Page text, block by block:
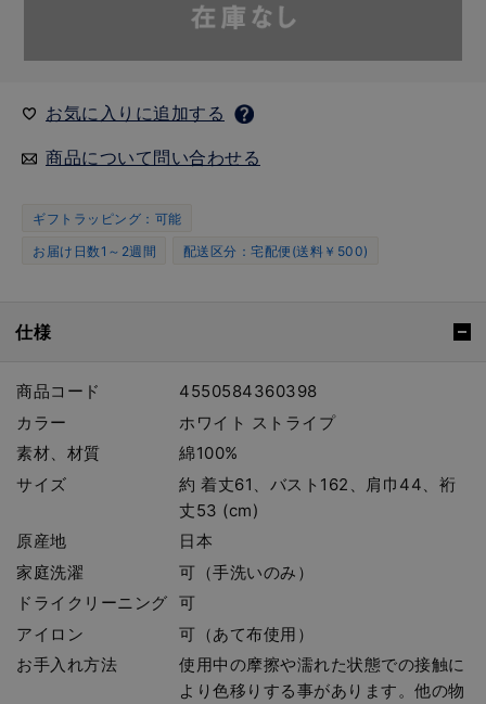
お気に入りに追加する
商品について問い合わせる
ギフトラッピング：可能
お届け日数1～2週間
配送区分：宅配便(送料￥500)
仕様
商品コード
4550584360398
カラー
ホワイト ストライプ
素材、材質
綿100%
サイズ
約 着丈61、バスト162、肩巾44、裄
丈53 (cm)
原産地
日本
家庭洗濯
可（手洗いのみ）
ドライクリーニング
可
アイロン
可（あて布使用）
お手入れ方法
使用中の摩擦や濡れた状態での接触に
より色移りする事があります。他の物